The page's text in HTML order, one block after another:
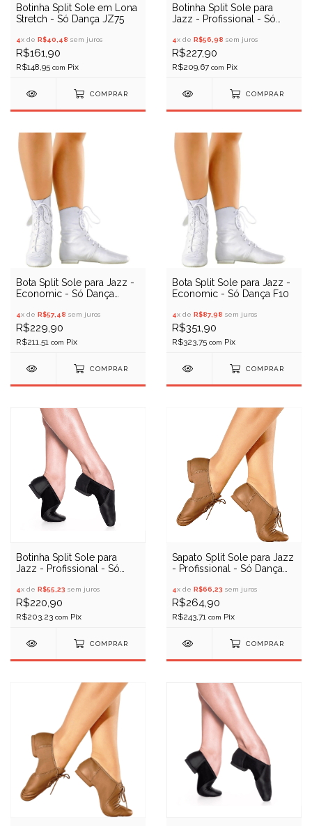
Botinha Split Sole em Lona
Stretch - Só Dança JZ75
4x de R$40,48 sem juros
R$161,90
R$148,95 com
COMPRAR
Botinha Split Sole para
Jazz - Profissional - Só
4x de R$56,98 sem juros
R$227,90
R$209,67 com
COMPRAR
Bota Split Sole para Jazz -
Economic - Só Dança
4x de R$57,48 sem juros
R$229,90
R$211,51 com
COMPRAR
Bota Split Sole para Jazz -
Economic - Só Dança F10
4x de R$87,98 sem juros
R$351,90
R$323,75 com
COMPRAR
Botinha Split Sole para
Jazz - Profissional - Só
Camurça)
4x de R$55,23 sem juros
R$220,90
R$203,23 com
COMPRAR
Sapato Split Sole para Jazz
- Profissional - Só Dança
4x de R$66,23 sem juros
R$264,90
R$243,71 com
COMPRAR